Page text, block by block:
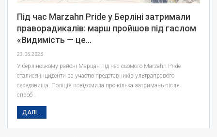
Під час Marzahn Pride у Берліні затримали
праворадикалів: марш пройшов під гаслом
«Видимість — це…
23.06.2026
У берлінському районі Марцан під час сьомого Marzahn Pride
сталися інциденти за участю представників ультраправого
середовища. Поліція повідомила про кілька затримань після
спроб…
ДАЛІ...